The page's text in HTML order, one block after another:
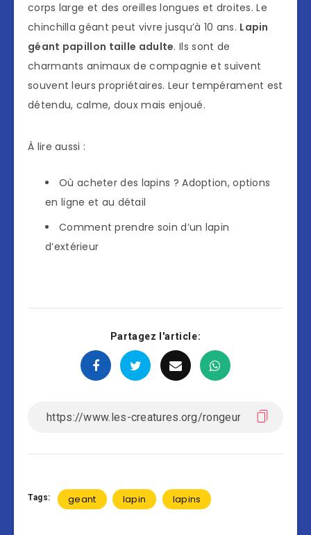
corps large et des oreilles longues et droites. Le
chinchilla géant peut vivre jusqu’à 10 ans. Lapin
géant papillon taille adulte. Ils sont de
charmants animaux de compagnie et suivent
souvent leurs propriétaires. Leur tempérament est
détendu, calme, doux mais enjoué.
À lire aussi :
Où acheter des lapins ? Adoption, options
en ligne et au détail
Comment prendre soin d’un lapin
d’extérieur
Partagez l'article:
Tags: geant lapin lapins